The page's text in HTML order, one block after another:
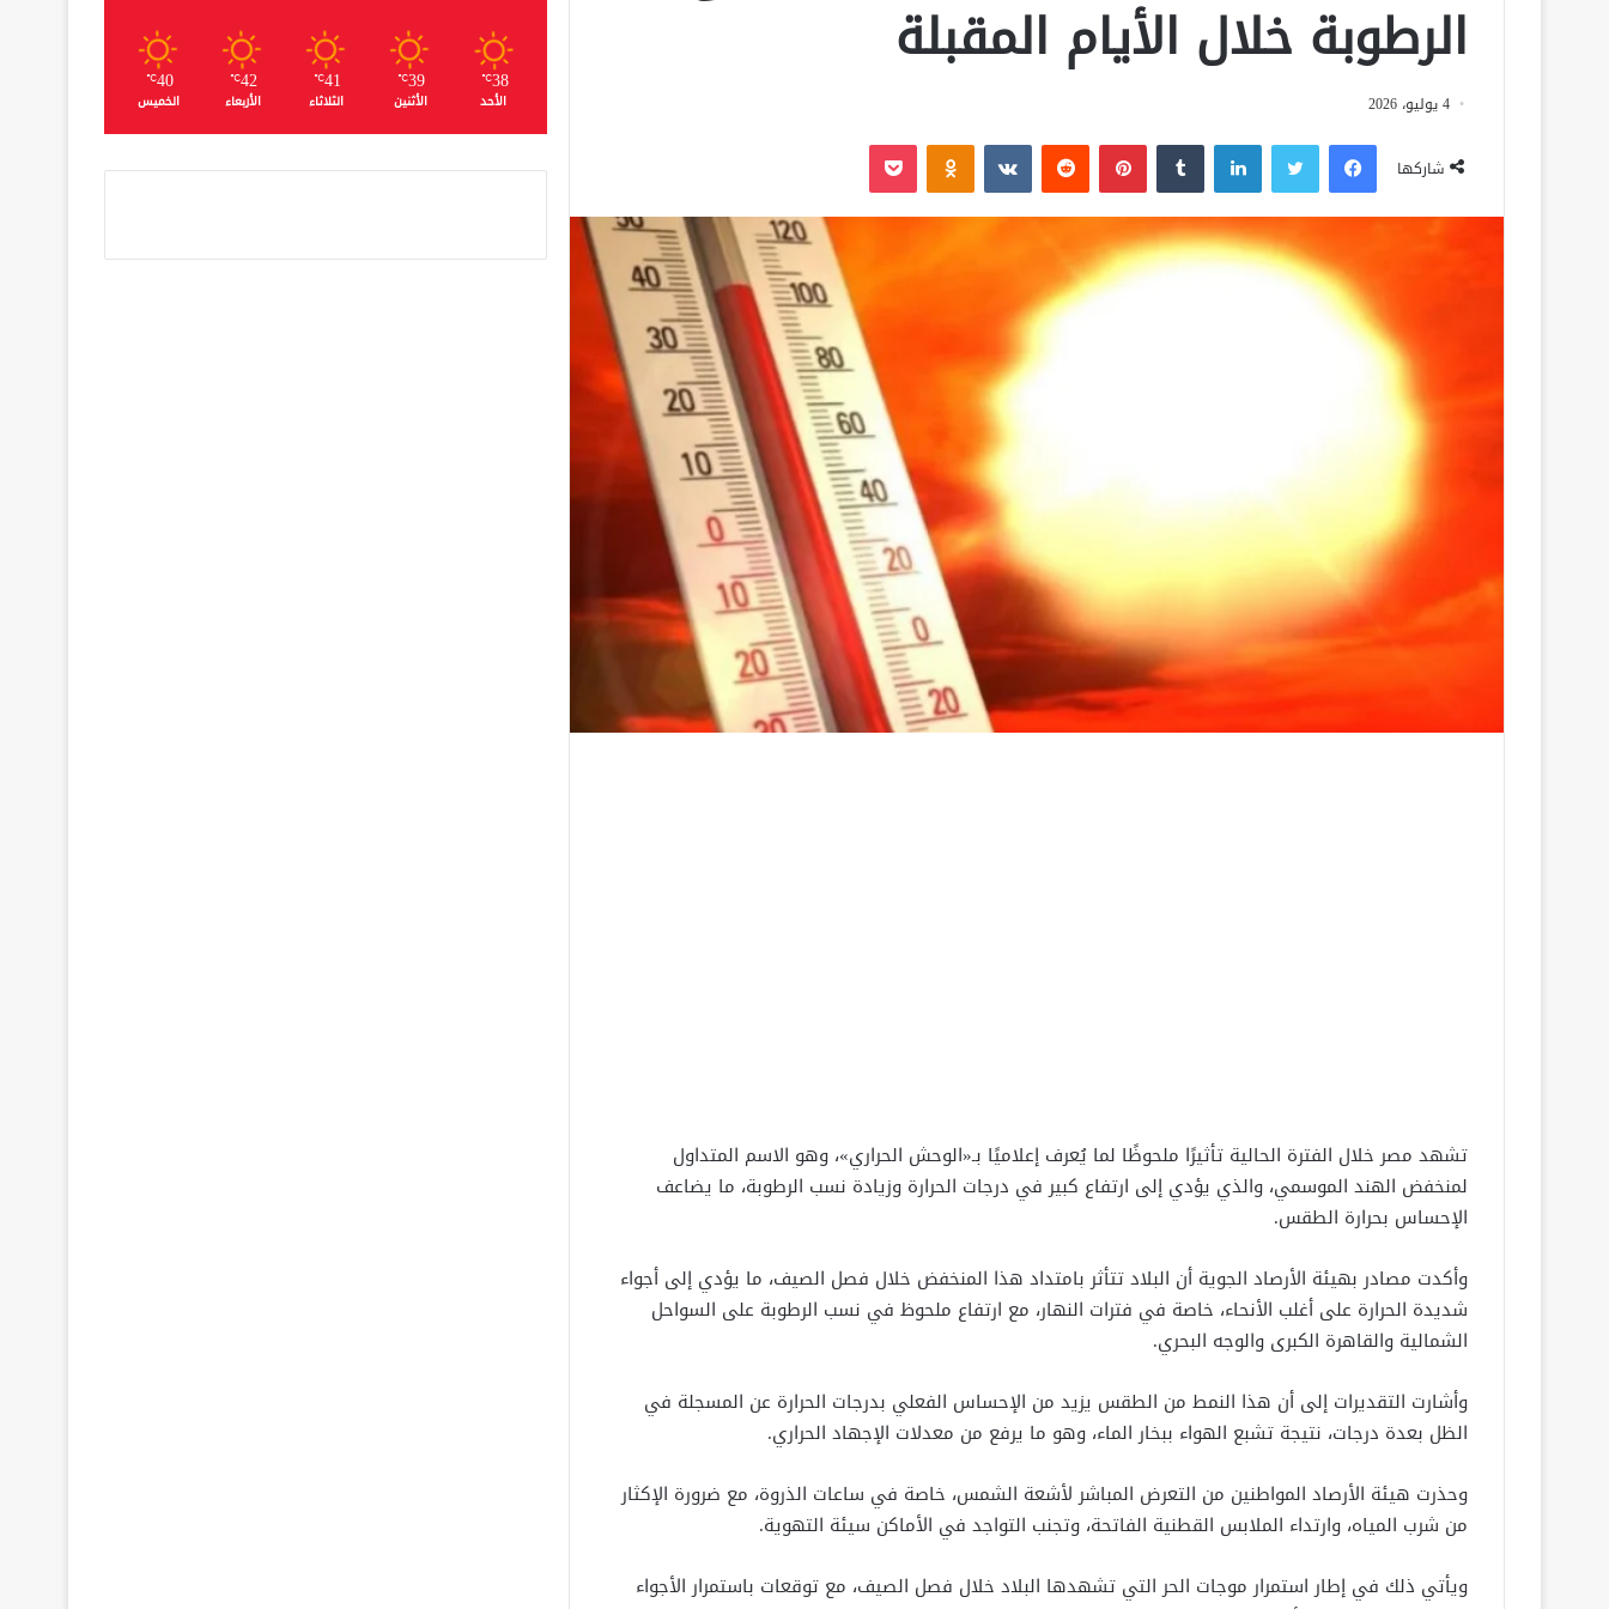
الرطوبة خلال الأيام المقبلة
4 يوليو، 2026
شاركها
فيسبوك لينكدإن بينتيريست
تشهد مصر خلال الفترة الحالية تأثيرًا ملحوظًا لما يُعرف إعلاميًا بـ«الوحش الحراري»، وهو الاسم المتداول
لمنخفض الهند الموسمي، والذي يؤدي إلى ارتفاع كبير في درجات الحرارة وزيادة نسب الرطوبة، ما يضاعف
الإحساس بحرارة الطقس.
وأكدت مصادر بهيئة الأرصاد الجوية أن البلاد تتأثر بامتداد هذا المنخفض خلال فصل الصيف، ما يؤدي إلى أجواء
شديدة الحرارة على أغلب الأنحاء، خاصة في فترات النهار، مع ارتفاع ملحوظ في نسب الرطوبة على السواحل
الشمالية والقاهرة الكبرى والوجه البحري.
وأشارت التقديرات إلى أن هذا النمط من الطقس يزيد من الإحساس الفعلي بدرجات الحرارة عن المسجلة في
الظل بعدة درجات، نتيجة تشبع الهواء ببخار الماء، وهو ما يرفع من معدلات الإجهاد الحراري.
وحذرت هيئة الأرصاد المواطنين من التعرض المباشر لأشعة الشمس، خاصة في ساعات الذروة، مع ضرورة الإكثار
من شرب المياه، وارتداء الملابس القطنية الفاتحة، وتجنب التواجد في الأماكن سيئة التهوية.
ويأتي ذلك في إطار استمرار موجات الحر التي تشهدها البلاد خلال فصل الصيف، مع توقعات باستمرار الأجواء
38
℃
الأحد
39
℃
الأثنين
41
℃
الثلاثاء
42
℃
الأربعاء
40
℃
الخميس